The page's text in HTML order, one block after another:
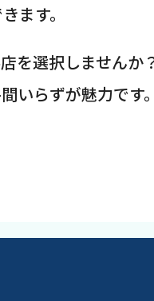
ます。
を選択しませんか
いらずが魅力です。